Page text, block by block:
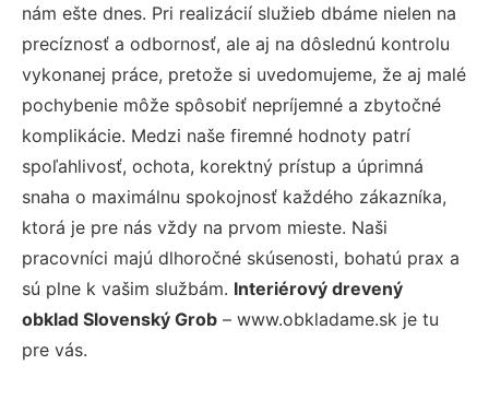
nám ešte dnes. Pri realizácií služieb dbáme nielen na
precíznosť a odbornosť, ale aj na dôslednú kontrolu
vykonanej práce, pretože si uvedomujeme, že aj malé
pochybenie môže spôsobiť nepríjemné a zbytočné
komplikácie. Medzi naše firemné hodnoty patrí
spoľahlivosť, ochota, korektný prístup a úprimná
snaha o maximálnu spokojnosť každého zákazníka,
ktorá je pre nás vždy na prvom mieste. Naši
pracovníci majú dlhoročné skúsenosti, bohatú prax a
sú plne k vašim službám. Interiérový drevený
obklad Slovenský Grob – www.obkladame.sk je tu
pre vás.